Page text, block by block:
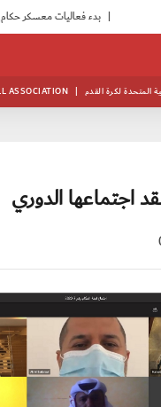
ASSOCIATION | المتحدة لكرة القدم
اجتماعها الدوري